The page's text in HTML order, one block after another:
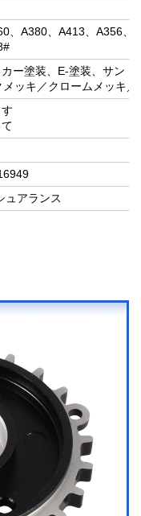
、A380、A413、A356、
ー塗装、E-塗装、サン
ッキ／クロームメッキ
ュアランス